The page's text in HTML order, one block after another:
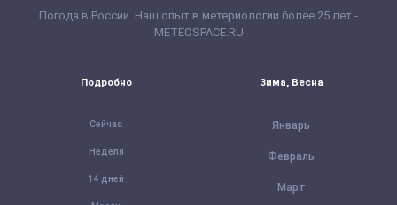
Погода в России. Наш опыт в метериологии более 25 лет -
METEOSPACE.RU
Подробно
Сейчас
Неделя
14 дней
Зима, Весна
Январь
Февраль
Март